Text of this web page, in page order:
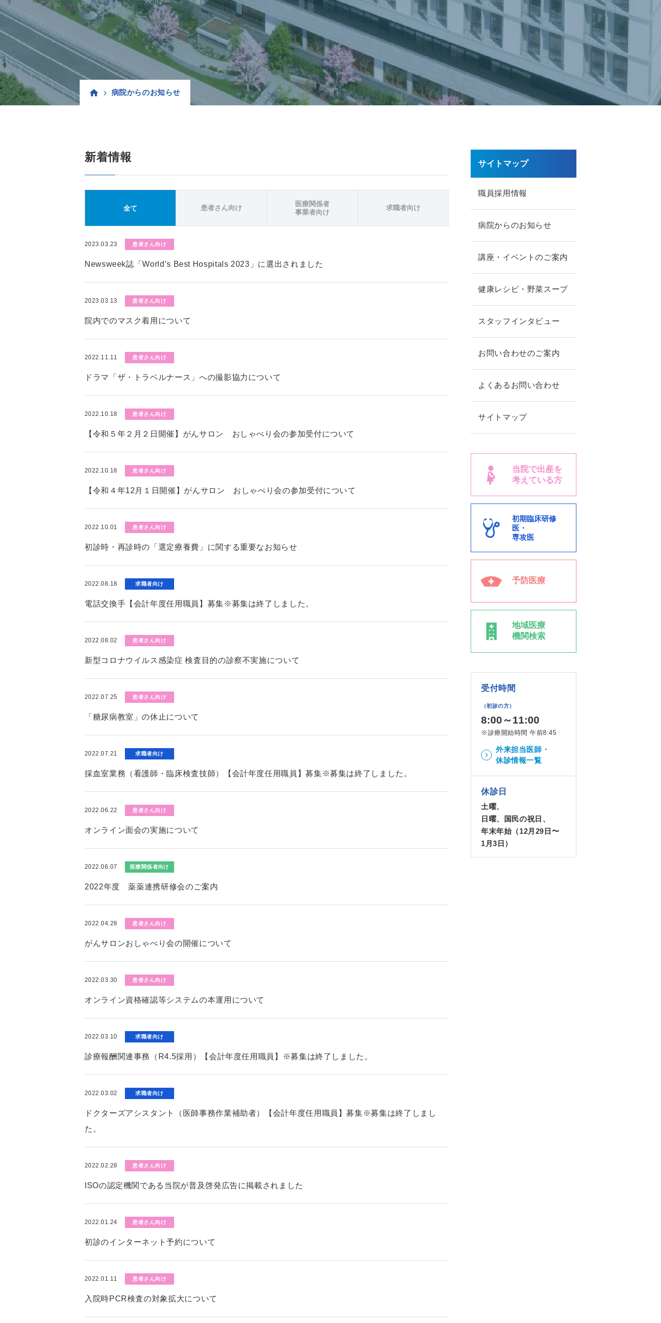
病院からのお知らせ
新着情報
全て 患者さん向け
医療関係者
事業者向け
求職者向け
2023.03.23 患者さん向け
Newsweek誌「World’s Best Hospitals 2023」に選出されました
2023.03.13 患者さん向け
院内でのマスク着用について
2022.11.11 患者さん向け
ドラマ「ザ・トラベルナース」への撮影協力について
2022.10.18 患者さん向け
【令和５年２月２日開催】がんサロン おしゃべり会の参加受付について
2022.10.18 患者さん向け
【令和４年12月１日開催】がんサロン おしゃべり会の参加受付について
2022.10.01 患者さん向け
初診時・再診時の「選定療養費」に関する重要なお知らせ
2022.08.18 求職者向け
電話交換手【会計年度任用職員】募集※募集は終了しました。
2022.08.02 患者さん向け
新型コロナウイルス感染症 検査目的の診察不実施について
2022.07.25 患者さん向け
「糖尿病教室」の休止について
2022.07.21 求職者向け
採血室業務（看護師・臨床検査技師）【会計年度任用職員】募集※募集は終了しました。
2022.06.22 患者さん向け
オンライン面会の実施について
2022.06.07 医療関係者向け
2022年度 薬薬連携研修会のご案内
2022.04.28 患者さん向け
がんサロンおしゃべり会の開催について
2022.03.30 患者さん向け
オンライン資格確認等システムの本運用について
2022.03.10 求職者向け
診療報酬関連事務（R4.5採用）【会計年度任用職員】※募集は終了しました。
2022.03.02 求職者向け
ドクターズアシスタント（医師事務作業補助者）【会計年度任用職員】募集※募集は終了しまし
た。
2022.02.28 患者さん向け
ISOの認定機関である当院が普及啓発広告に掲載されました
2022.01.24 患者さん向け
初診のインターネット予約について
2022.01.11 患者さん向け
入院時PCR検査の対象拡大について
サイトマップ
職員採用情報
病院からのお知らせ
講座・イベントのご案内
健康レシピ・野菜スープ
スタッフインタビュー
お問い合わせのご案内
よくあるお問い合わせ
サイトマップ
当院で出産を
考えている方
初期臨床研修
医・
専攻医
予防医療
地域医療
機関検索
受付時間
（初診の方）
8:00～11:00
※診療開始時間 午前8:45
外来担当医師・
休診情報一覧
休診日
土曜、
日曜、国民の祝日、
年末年始（12月29日〜
1月3日）